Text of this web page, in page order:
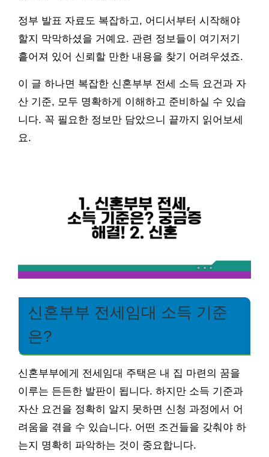
정부 발표 자료도 복잡하고, 어디서부터 시작해야
할지 막막하셨을 거예요. 관련 정보들이 여기저기
흩어져 있어 신뢰할 만한 내용을 찾기 어려우셨죠.
이 글 하나면 복잡한 신혼부부 전세 소득 요건과 자
산 기준, 모두 명확하게 이해하고 준비하실 수 있습
니다. 꼭 필요한 정보만 담았으니 끝까지 읽어보세
요.
신혼부부 전세임대 소득 기준
은?
신혼부부에게 전세임대 주택은 내 집 마련의 꿈을
이루는 든든한 발판이 됩니다. 하지만 소득 기준과
자산 요건을 정확히 알지 못하면 신청 과정에서 어
려움을 겪을 수 있습니다. 어떤 조건들을 갖춰야 하
는지 명확히 파악하는 것이 중요합니다.